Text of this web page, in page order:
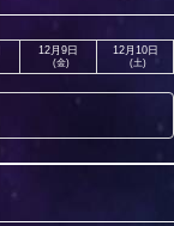
12月9日
(金)
12月10日
(土)